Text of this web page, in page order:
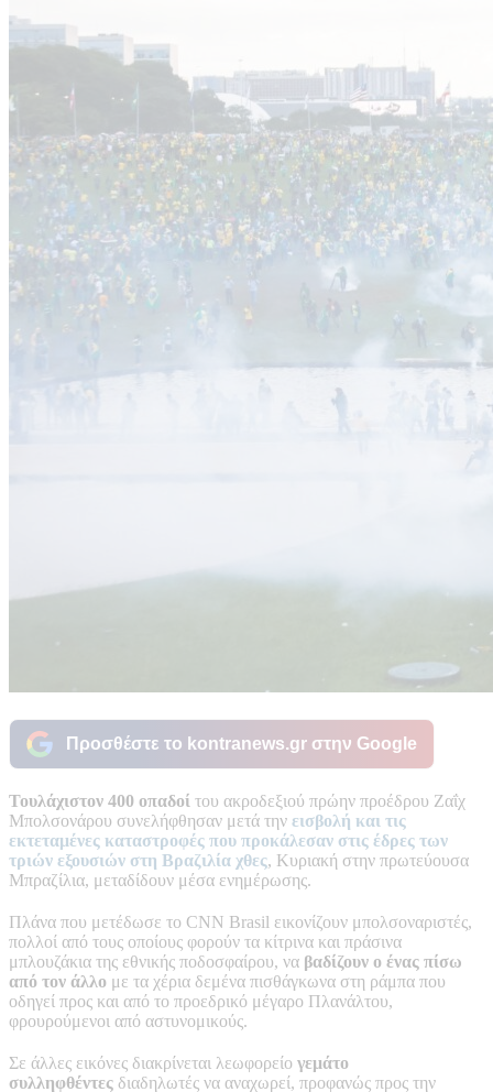
Προσθέστε το kontranews.gr στην Google
Τουλάχιστον 400 οπαδοί του ακροδεξιού πρώην προέδρου Ζαΐχ
Μπολσονάρου συνελήφθησαν μετά την εισβολή και τις
εκτεταμένες καταστροφές που προκάλεσαν στις έδρες των
τριών εξουσιών στη Βραζιλία χθες, Κυριακή στην πρωτεύουσα
Μπραζίλια, μεταδίδουν μέσα ενημέρωσης.
Πλάνα που μετέδωσε το CNN Brasil εικονίζουν μπολσοναριστές,
πολλοί από τους οποίους φορούν τα κίτρινα και πράσινα
μπλουζάκια της εθνικής ποδοσφαίρου, να βαδίζουν ο ένας πίσω
από τον άλλο με τα χέρια δεμένα πισθάγκωνα στη ράμπα που
οδηγεί προς και από το προεδρικό μέγαρο Πλανάλτου,
φρουρούμενοι από αστυνομικούς.
Σε άλλες εικόνες διακρίνεται λεωφορείο γεμάτο
συλληφθέντες διαδηλωτές να αναχωρεί, προφανώς προς την